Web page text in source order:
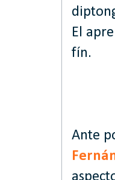
El
fín.
Ante